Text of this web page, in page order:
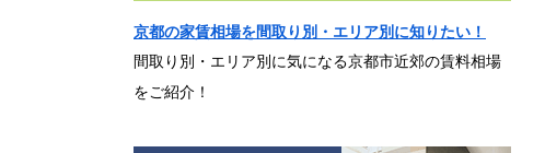
京都の家賃相場を間取り別・エリア別に知りたい！
間取り別・エリア別に気になる京都市近郊の賃料相場
をご紹介！